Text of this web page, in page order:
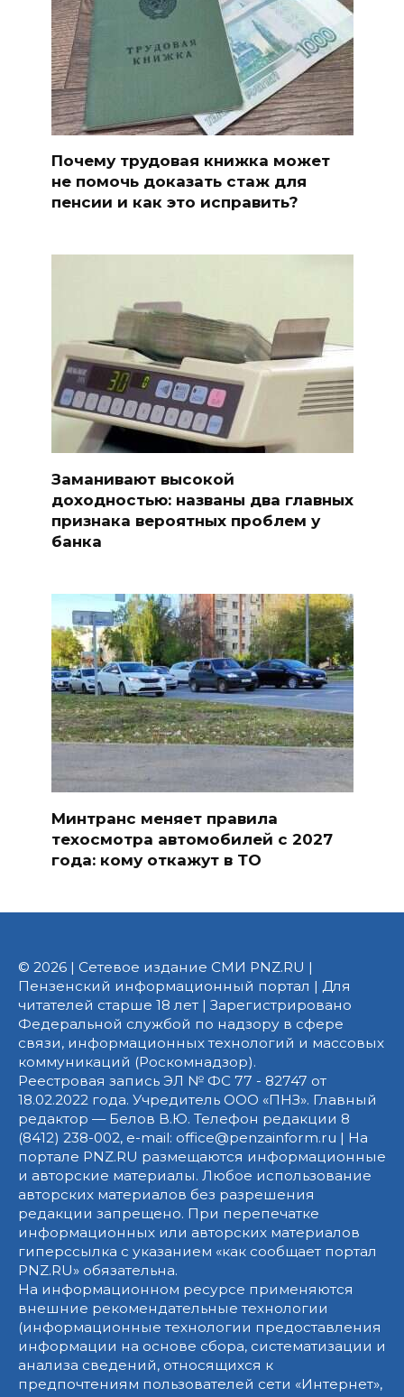
Почему трудовая книжка может
не помочь доказать стаж для
пенсии и как это исправить?
Заманивают высокой
доходностью: названы два главных
признака вероятных проблем у
банка
Минтранс меняет правила
техосмотра автомобилей с 2027
года: кому откажут в ТО
© 2026 | Сетевое издание СМИ PNZ.RU |
Пензенский информационный портал | Для
читателей старше 18 лет | Зарегистрировано
Федеральной службой по надзору в сфере
связи, информационных технологий и массовых
коммуникаций (Роскомнадзор).
Реестровая запись ЭЛ № ФС 77 - 82747 от
18.02.2022 года. Учредитель ООО «ПНЗ». Главный
редактор — Белов В.Ю. Телефон редакции 8
(8412) 238-002, e-mail: office@penzainform.ru | На
портале PNZ.RU размещаются информационные
и авторские материалы. Любое использование
авторских материалов без разрешения
редакции запрещено. При перепечатке
информационных или авторских материалов
гиперссылка с указанием «как сообщает портал
PNZ.RU» обязательна.
На информационном ресурсе применяются
внешние рекомендательные технологии
(информационные технологии предоставления
информации на основе сбора, систематизации и
анализа сведений, относящихся к
предпочтениям пользователей сети «Интернет»,